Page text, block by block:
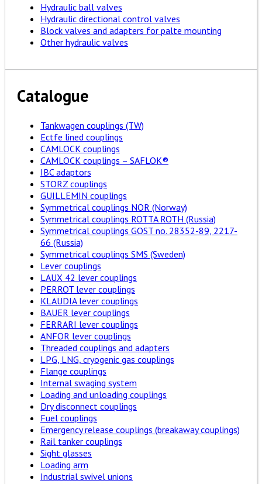
Hydraulic ball valves
Hydraulic directional control valves
Block valves and adapters for palte mounting
Other hydraulic valves
Catalogue
Tankwagen couplings (TW)
Ectfe lined couplings
CAMLOCK couplings
CAMLOCK couplings – SAFLOK®
IBC adaptors
STORZ couplings
GUILLEMIN couplings
Symmetrical couplings NOR (Norway)
Symmetrical couplings ROTTA ROTH (Russia)
Symmetrical couplings GOST no. 28352-89, 2217-
66 (Russia)
Symmetrical couplings SMS (Sweden)
Lever couplings
LAUX 42 lever couplings
PERROT lever couplings
KLAUDIA lever couplings
BAUER lever couplings
FERRARI lever couplings
ANFOR lever couplings
Threaded couplings and adapters
LPG, LNG, cryogenic gas couplings
Flange couplings
Internal swaging system
Loading and unloading couplings
Dry disconnect couplings
Fuel couplings
Emergency release couplings (breakaway couplings)
Rail tanker couplings
Sight glasses
Loading arm
Industrial swivel unions